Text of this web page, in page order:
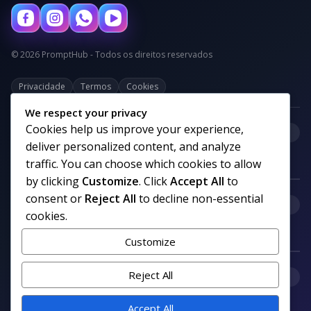
© 2026 PromptHub - Todos os direitos reservados
Privacidade Termos Cookies
Categorias
Links uteis
We respect your privacy
Cookies help us improve your experience,
deliver personalized content, and analyze
traffic. You can choose which cookies to allow
by clicking Customize. ClickAccept All to
consent or Reject All to decline non-essential
cookies.
Customize
Reject All
Accept All